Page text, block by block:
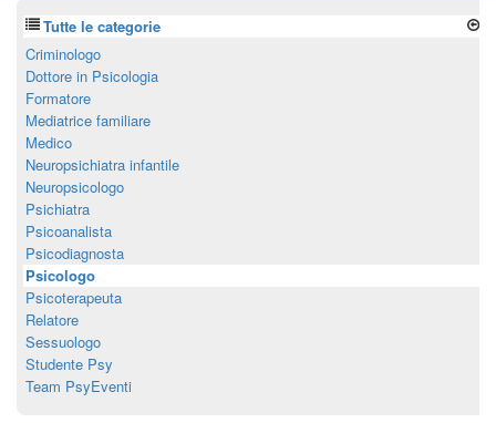
Tutte le categorie
Criminologo
Dottore in Psicologia
Formatore
Mediatrice familiare
Medico
Neuropsichiatra infantile
Neuropsicologo
Psichiatra
Psicoanalista
Psicodiagnosta
Psicologo
Psicoterapeuta
Relatore
Sessuologo
Studente Psy
Team PsyEventi